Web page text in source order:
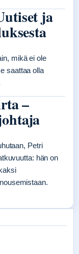
ja
mikä ei ole
saattaa olla
–
Petri
hän on